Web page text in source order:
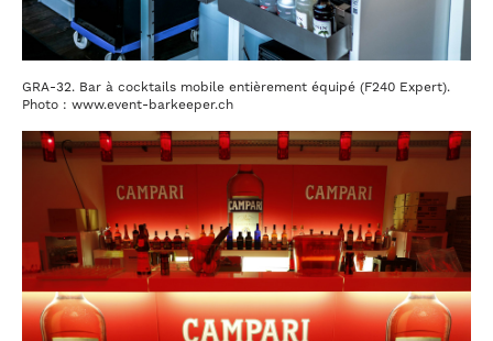
GRA-32. Bar à cocktails mobile entièrement équipé (F240 Expert).
Photo : www.event-barkeeper.ch